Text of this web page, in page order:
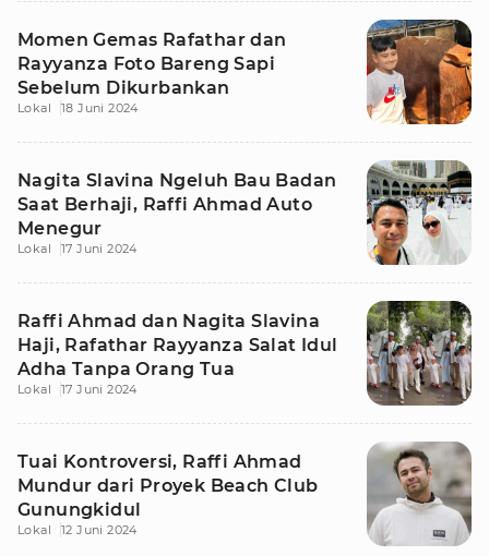
Momen Gemas Rafathar dan
Rayyanza Foto Bareng Sapi
Sebelum Dikurbankan
Lokal 18 Juni 2024
Nagita Slavina Ngeluh Bau Badan
Saat Berhaji, Raffi Ahmad Auto
Menegur
Lokal 17 Juni 2024
Raffi Ahmad dan Nagita Slavina
Haji, Rafathar Rayyanza Salat Idul
Adha Tanpa Orang Tua
Lokal 17 Juni 2024
Tuai Kontroversi, Raffi Ahmad
Mundur dari Proyek Beach Club
Gunungkidul
Lokal 12 Juni 2024